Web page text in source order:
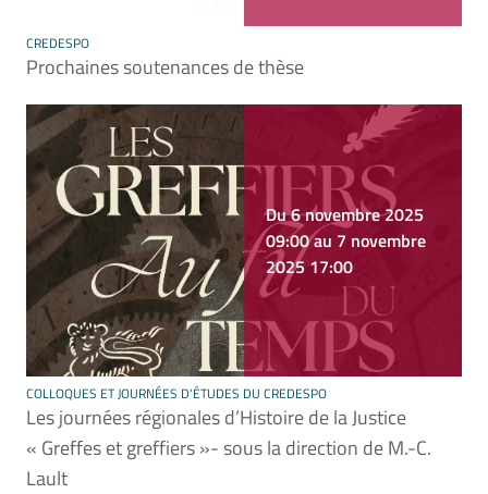
CREDESPO
Prochaines soutenances de thèse
Du 6 novembre 2025
09:00 au 7 novembre
2025 17:00
COLLOQUES ET JOURNÉES D'ÉTUDES DU CREDESPO
Les journées régionales d’Histoire de la Justice
« Greffes et greffiers »- sous la direction de M.-C.
Lault